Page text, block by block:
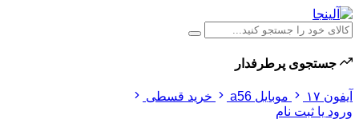
جستجوی پرطرفدار
آیفون ۱۷ موبایل a56
خرید قسطی
ورود یا ثبت نام